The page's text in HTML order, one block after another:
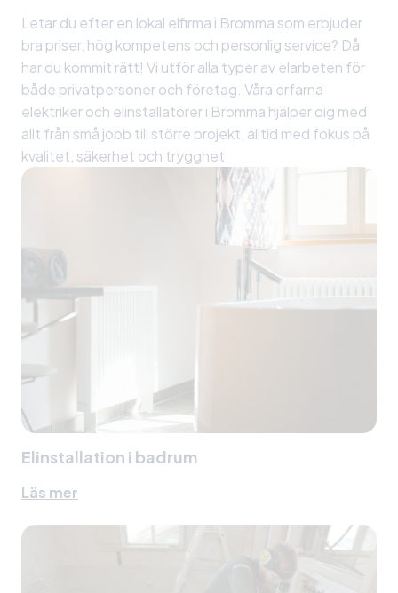
Letar du efter en lokal elfirma i Bromma som erbjuder
bra priser, hög kompetens och personlig service? Då
har du kommit rätt! Vi utför alla typer av elarbeten för
både privatpersoner och företag. Våra erfarna
elektriker och elinstallatörer i Bromma hjälper dig med
allt från små jobb till större projekt, alltid med fokus på
kvalitet, säkerhet och trygghet.
Elinstallation i badrum
Läs mer